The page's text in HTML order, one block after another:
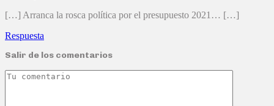
[…] Arranca la rosca política por el presupuesto 2021… […]
Respuesta
Salir de los comentarios